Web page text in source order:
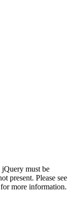
must be
present. Please see
for more information.